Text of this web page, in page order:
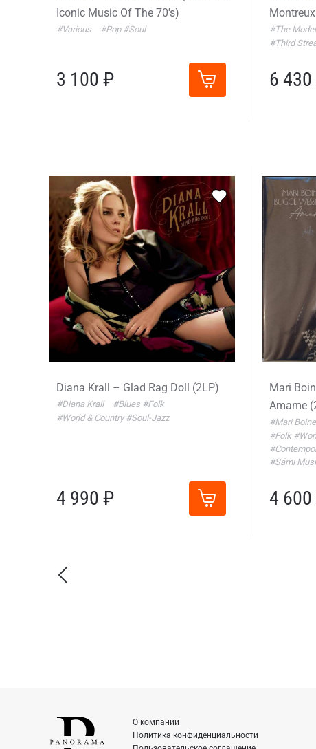
Iconic Music Of The 70's)
#Various #Pop #Soul
3 100 ₽
#The
#Third
6
Diana Krall – Glad Rag Doll (2LP)
#Diana Krall #Blues #Folk
#World & Country #Soul-Jazz
4 990 ₽
Mari
Amame
#Mari Boine
#Folk
#Sámi
4
О компании
Политика конфиденциальности